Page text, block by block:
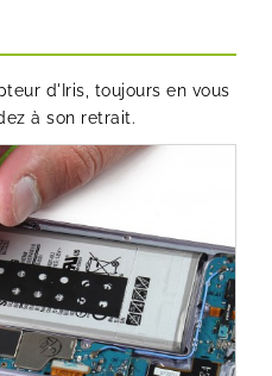
d'Iris, toujours en vous
à son retrait.